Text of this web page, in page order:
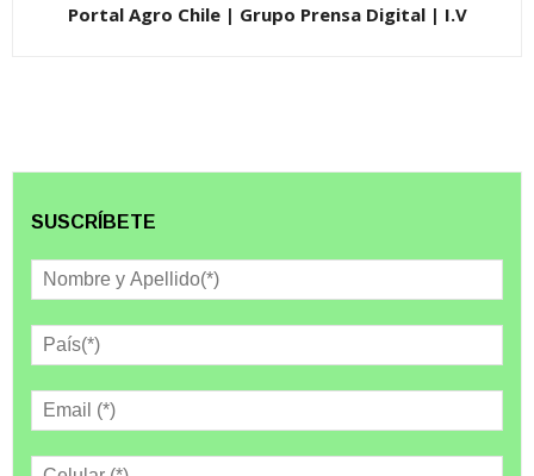
Portal Agro Chile | Grupo Prensa Digital | I.V
SUSCRÍBETE